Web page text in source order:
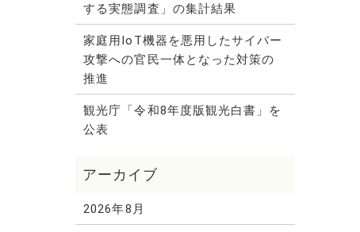
する実態調査」の集計結果
家庭用IoT機器を悪用したサイバー
攻撃への官民一体となった対策の
推進
観光庁「令和8年度版観光白書」を
公表
2026年8月